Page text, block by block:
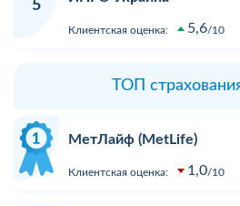
5
Клиентская оценка: 5,6 10
ТОП
МетЛайф (MetLife)
Клиентская оценка: 1,0 10